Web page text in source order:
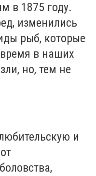
в 1875 году.
изменились
рыб, которые
в наших
но, тем не
и